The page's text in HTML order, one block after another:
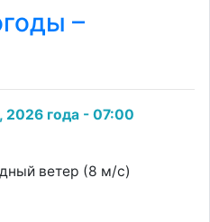
–
2026 года - 07:00
ветер (8 м/с)